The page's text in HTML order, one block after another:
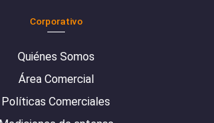
Corporativo
Quiénes Somos
Área Comercial
Políticas Comerciales